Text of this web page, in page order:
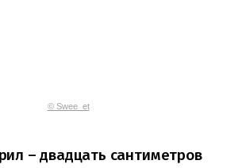
© Swee_et
– двадцать сантиметров